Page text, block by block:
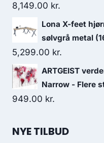
8,149.00 kr.
Lona X-feet
sølvgrå metal
5,299.00 kr.
ARTGEIST
Narrow - Flere
949.00 kr.
NYE TILBUD